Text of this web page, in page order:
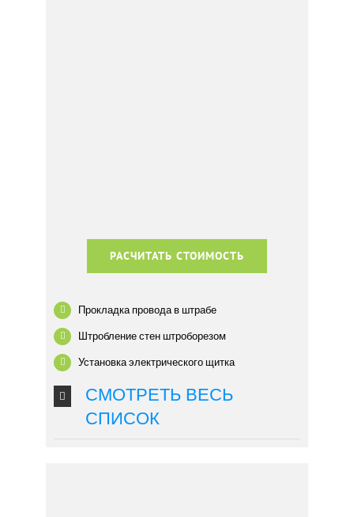
РАСЧИТАТЬ СТОИМОСТЬ
Прокладка провода в штрабе
Штробление стен штроборезом
Установка электрического щитка
СМОТРЕТЬ ВЕСЬ
СПИСОК